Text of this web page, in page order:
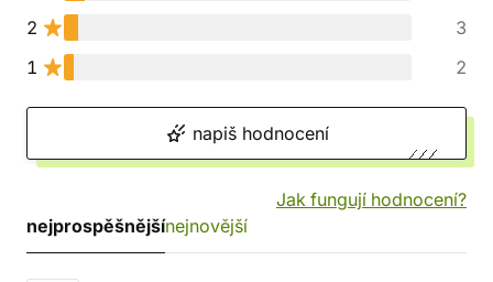
2
3
1
2
napiš hodnocení
Jak fungují hodnocení?
nejprospěšnějšínejnovější